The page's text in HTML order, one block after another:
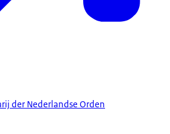
der Nederlandse Orden